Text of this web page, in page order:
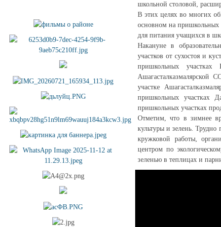
школьной столовой,
В этих целях во многих
основном на пришкольных
для питания учащихся в
Накануне в
участков от сухостоя и
пришкольных
участке
пришкольных участках
пришкольных участках
Отметим, что в зимнее
культуры и зелень. Трудно
кружковой работы,
центром по
зеленью в теплицах и